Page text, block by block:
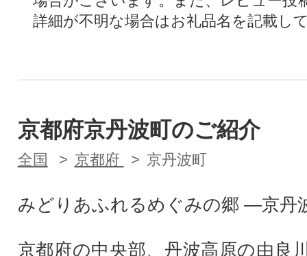
詳細が不明な場合はお礼品名を記載し
京都府京丹波町のご紹介
全国 京都府 京丹波町
みどりあふれるめぐみの郷 ―京
京都府の中央部、丹波高原の由良